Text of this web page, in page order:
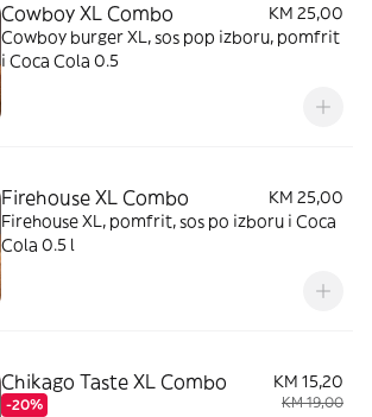
Cowboy XL Combo
KM 25,00
Cowboy burger XL, sos pop izboru, pomfrit
i Coca Cola 0.5
Firehouse XL Combo
KM 25,00
Firehouse XL, pomfrit, sos po izboru i Coca
Cola 0.5 l
Chikago Taste XL Combo
-20%
KM 15,20
KM 19,00